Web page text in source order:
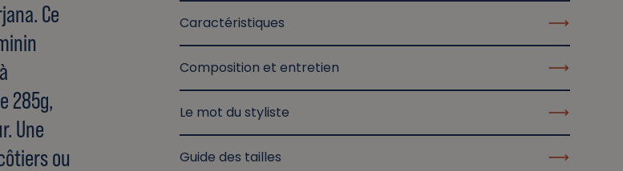
Ce
285g,
Une
ou
Caractéristiques
Composition et entretien
Le mot du styliste
Guide des tailles